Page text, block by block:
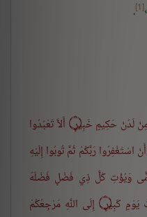
[1]
.
لَدُنْ حَكِيمٍ خَبِيرٍ۝ أَلاَّ تَعْبُدُوا
إِنَّنِي لَكُمْ مِنْهُ نَذِيرٌ وَبَشِيرٌ ۝ وَأَنْ اسْتَغْفِرُوا رَبَّكُمْ ثُمَّ تُوبُوا إِلَيْهِ
وَيُؤْتِ كُلَّ ذِي فَضْلٍ فَضْلَهُ
وَإِنْ تَوَلَّوْا فَإِنِّي أَخَافُ عَلَيْكُمْ عَذَابَ يَوْمٍ كَبِيرٍ ۝ إِلَى اللَّهِ مَرْجِعُكُمْ